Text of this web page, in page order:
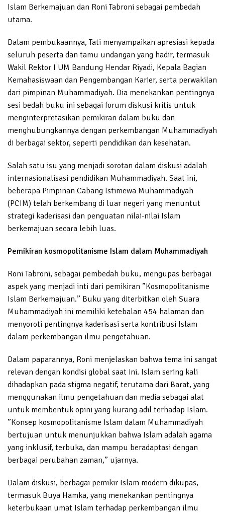
Islam Berkemajuan dan Roni Tabroni sebagai pembedah
utama.
Dalam pembukaannya, Tati menyampaikan apresiasi kepada
seluruh peserta dan tamu undangan yang hadir, termasuk
Wakil Rektor I UM Bandung Hendar Riyadi, Kepala Bagian
Kemahasiswaan dan Pengembangan Karier, serta perwakilan
dari pimpinan Muhammadiyah. Dia menekankan pentingnya
sesi bedah buku ini sebagai forum diskusi kritis untuk
menginterpretasikan pemikiran dalam buku dan
menghubungkannya dengan perkembangan Muhammadiyah
di berbagai sektor, seperti pendidikan dan kesehatan.
Salah satu isu yang menjadi sorotan dalam diskusi adalah
internasionalisasi pendidikan Muhammadiyah. Saat ini,
beberapa Pimpinan Cabang Istimewa Muhammadiyah
(PCIM) telah berkembang di luar negeri yang menuntut
strategi kaderisasi dan penguatan nilai-nilai Islam
berkemajuan secara lebih luas.
Pemikiran kosmopolitanisme Islam dalam Muhammadiyah
Roni Tabroni, sebagai pembedah buku, mengupas berbagai
aspek yang menjadi inti dari pemikiran ”Kosmopolitanisme
Islam Berkemajuan.” Buku yang diterbitkan oleh Suara
Muhammadiyah ini memiliki ketebalan 454 halaman dan
menyoroti pentingnya kaderisasi serta kontribusi Islam
dalam perkembangan ilmu pengetahuan.
Dalam paparannya, Roni menjelaskan bahwa tema ini sangat
relevan dengan kondisi global saat ini. Islam sering kali
dihadapkan pada stigma negatif, terutama dari Barat, yang
menggunakan ilmu pengetahuan dan media sebagai alat
untuk membentuk opini yang kurang adil terhadap Islam.
”Konsep kosmopolitanisme Islam dalam Muhammadiyah
bertujuan untuk menunjukkan bahwa Islam adalah agama
yang inklusif, terbuka, dan mampu beradaptasi dengan
berbagai perubahan zaman,” ujarnya.
Dalam diskusi, berbagai pemikir Islam modern dikupas,
termasuk Buya Hamka, yang menekankan pentingnya
keterbukaan umat Islam terhadap perkembangan ilmu